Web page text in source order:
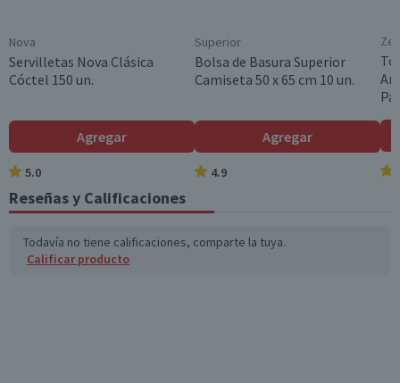
M
Descripción de Tecnología
Gel súper absorbente, Suaviza olores, Cubierta suave y
Garantía Mínima Legal
6 meses, a partir de la entrega del producto
Nova
Servilletas Nova Clásica
Cóctel 150 un.
Agregar
5.0
Superior
Bolsa de Basura Superior
Camiseta 50 x 65 cm 10 un.
Agregar
4.9
Reseñas y Calificaciones
Todavía no tiene calificaciones, comparte la tuya.
Calificar producto